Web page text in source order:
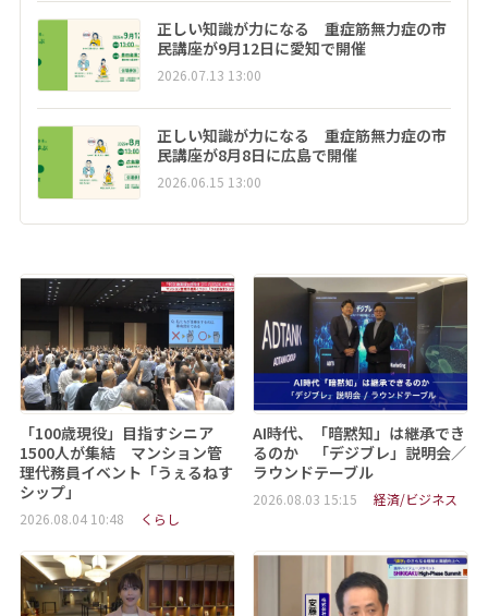
正しい知識が力になる 重症筋無力症の市
民講座が9月12日に愛知で開催
2026.07.13 13:00
正しい知識が力になる 重症筋無力症の市
民講座が8月8日に広島で開催
2026.06.15 13:00
「100歳現役」目指すシニア
1500人が集結 マンション管
理代務員イベント「うぇるねす
シップ」
2026.08.04 10:48 くらし
AI時代、「暗黙知」は継承でき
るのか 「デジブレ」説明会／
ラウンドテーブル
2026.08.03 15:15 経済/ビジネス